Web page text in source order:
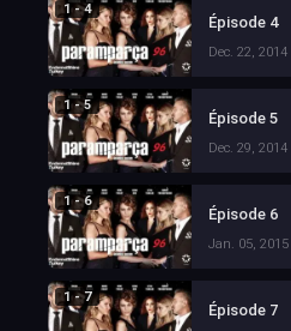
1 - 4
Épisode 4
Dec. 22, 2014
1 - 5
Épisode 5
Dec. 29, 2014
1 - 6
Épisode 6
Jan. 05, 2015
1 - 7
Épisode 7